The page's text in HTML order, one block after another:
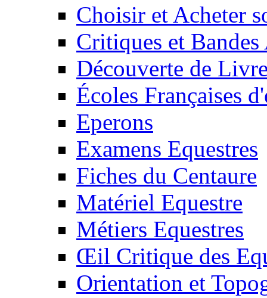
Choisir et Acheter
Critiques et
Découverte de
Écoles Françaises
Eperons
Examens Equestres
Fiches du Centaure
Matériel Equestre
Métiers Equestres
Œil Critique des
Orientation et